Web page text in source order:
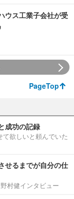
ウス工業子会社が受
PageTop
成功の記録
欲しいと頼んでいた
せるまでが自分の仕
村健インタビュー